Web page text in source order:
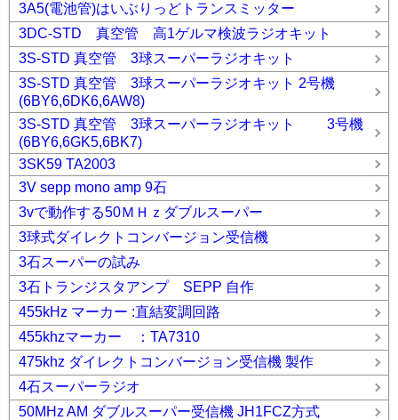
3A5(電池管)はいぶりっどトランスミッター
3DC-STD 真空管 高1ゲルマ検波ラジオキット
3S-STD 真空管 3球スーパーラジオキット
3S-STD 真空管 3球スーパーラジオキット 2号機
(6BY6,6DK6,6AW8)
3S-STD 真空管 3球スーパーラジオキット 3号機
(6BY6,6GK5,6BK7)
3SK59 TA2003
3V sepp mono amp 9石
3vで動作する50ＭＨｚダブルスーパー
3球式ダイレクトコンバージョン受信機
3石スーパーの試み
3石トランジスタアンプ SEPP 自作
455kHz マーカー :直結変調回路
455khzマーカー ：TA7310
475khz ダイレクトコンバージョン受信機 製作
4石スーパーラジオ
50MHz AM ダブルスーパー受信機 JH1FCZ方式